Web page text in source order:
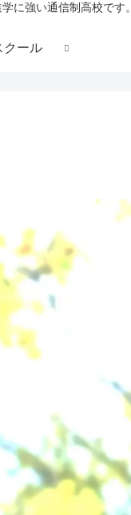
に強い通信制高校です。
クール